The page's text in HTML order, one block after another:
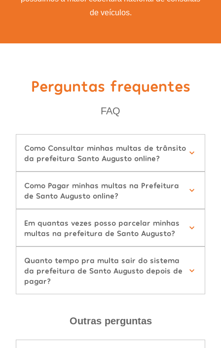
de veículos.
Perguntas frequentes
FAQ
Como Consultar minhas multas de trânsito
da prefeitura Santo Augusto online?
Como Pagar minhas multas na Prefeitura
de Santo Augusto online?
Em quantas vezes posso parcelar minhas
multas na prefeitura de Santo Augusto?
Quanto tempo pra multa sair do sistema
da prefeitura de Santo Augusto depois de
pagar?
Outras perguntas